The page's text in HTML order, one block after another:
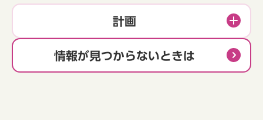
計画
情報が見つからないときは